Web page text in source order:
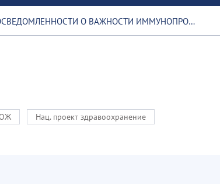
О ВАЖНОСТИ ИММУНОПРОФИЛАКТИКИ
Нац. проект здравоохранение